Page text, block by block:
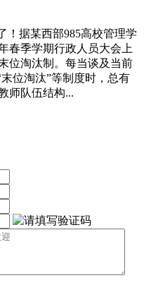
！据某西部985高校管理学
春季学期行政人员大会上
位淘汰制。每当谈及当前
位淘汰”等制度时，总有
师队伍结构...